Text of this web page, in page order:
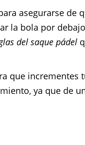
asegurarse de
la bola por
del saque pádel
que incrementes
ya que de